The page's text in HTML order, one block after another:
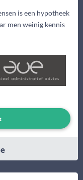
is een hypotheek
men weinig kennis